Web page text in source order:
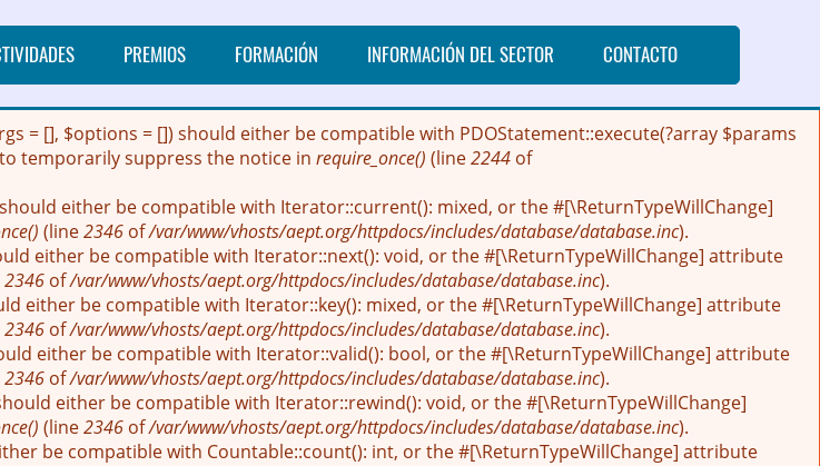
PREMIOS FORMACIÓN INFORMACIÓN DEL SECTOR CONTACTO
= [], $options = []) should either be compatible with PDOStatement::execute(?array $params
temporarily suppress the notice in require_once() (line2244 of
either be compatible with Iterator::current(): mixed, or the #[\ReturnTypeWillChange]
(line2346 of/var/www/vhosts/aept.org/httpdocs/includes/database/database.inc).
either be compatible with Iterator::next(): void, or the #[\ReturnTypeWillChange] attribute
2346 of/var/www/vhosts/aept.org/httpdocs/includes/database/database.inc).
either be compatible with Iterator::key(): mixed, or the #[\ReturnTypeWillChange] attribute
2346 of/var/www/vhosts/aept.org/httpdocs/includes/database/database.inc).
either be compatible with Iterator::valid(): bool, or the #[\ReturnTypeWillChange] attribute
2346 of/var/www/vhosts/aept.org/httpdocs/includes/database/database.inc).
either be compatible with Iterator::rewind(): void, or the #[\ReturnTypeWillChange]
(line2346 of/var/www/vhosts/aept.org/httpdocs/includes/database/database.inc).
be compatible with Countable::count(): int, or the #[\ReturnTypeWillChange] attribute